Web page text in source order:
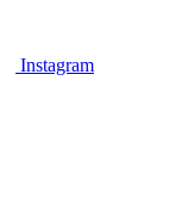
Instagram